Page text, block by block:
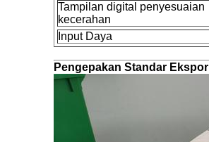
Tampilan digital penyesuaian
kecerahan
Input Daya
Pengepakan Standar Ekspor